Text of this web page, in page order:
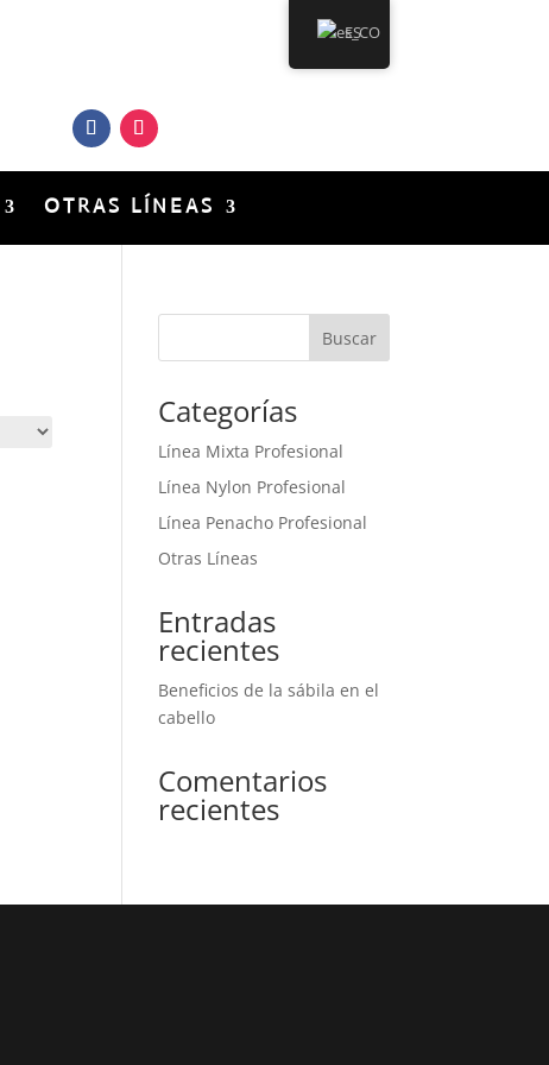
OTRAS LÍNEAS
Categorías
Línea Mixta Profesional
Línea Nylon Profesional
Línea Penacho Profesional
Otras Líneas
Entradas
recientes
Beneficios de la sábila en el
cabello
Comentarios
recientes
ES